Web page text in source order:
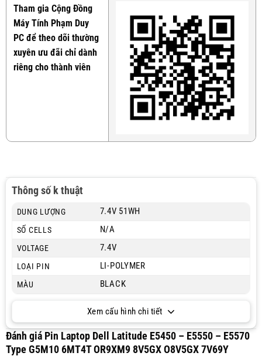
Tham gia Cộng Đồng
Máy Tính Phạm Duy
PC để theo dõi thường
xuyên ưu đãi chỉ dành
riêng cho thành viên
Thông số k thuật
DUNG LƯỢNG 7.4V 51WH
SỐ CELLS N/A
VOLTAGE 7.4V
LOẠI PIN LI-POLYMER
MÀU BLACK
Xem cấu hình chi tiết
Đánh giá Pin Laptop Dell Latitude E5450 – E5550 – E5570
Type G5M10 6MT4T OR9XM9 8V5GX O8V5GX 7V69Y